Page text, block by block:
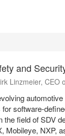
and
Linzmeier, CEO
for software-
the field of SDV
Mobileye, NXP,